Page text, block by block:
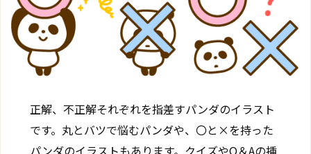
正解、不正解それぞれを指差すパンダのイラスト
です。丸とバツで悩むパンダや、〇と×を持った